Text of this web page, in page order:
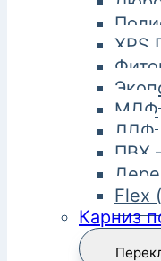
XPS
МДФ
ЛДФ
ПВХ
Flex
Карниз